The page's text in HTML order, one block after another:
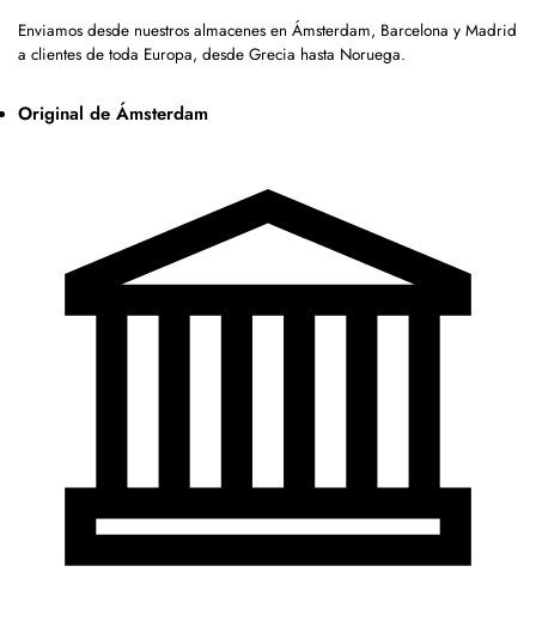
Enviamos desde nuestros almacenes en Ámsterdam, Barcelona y Madrid
a clientes de toda Europa, desde Grecia hasta Noruega.
Original de Ámsterdam